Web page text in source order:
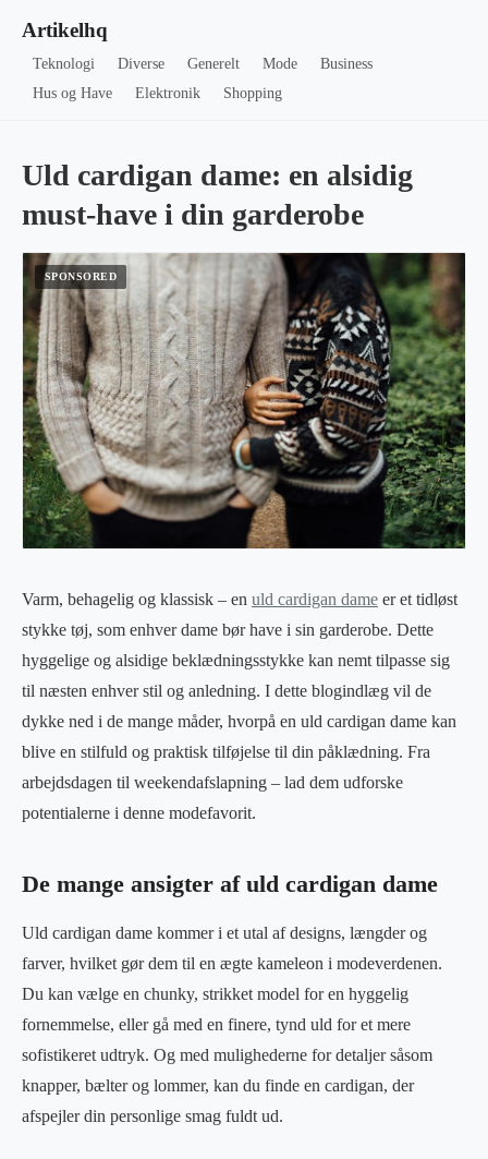
Artikelhq
Teknologi Diverse Generelt Mode
Business
Hus og Have
Elektronik Shopping
Uld cardigan dame: en alsidig
must-have i din garderobe
Varm, behagelig og klassisk – en uld cardigan dame er et tidløst
stykke tøj, som enhver dame bør have i sin garderobe. Dette
hyggelige og alsidige beklædningsstykke kan nemt tilpasse sig
til næsten enhver stil og anledning. I dette blogindlæg vil de
dykke ned i de mange måder, hvorpå en uld cardigan dame kan
blive en stilfuld og praktisk tilføjelse til din påklædning. Fra
arbejdsdagen til weekendafslapning – lad dem udforske
potentialerne i denne modefavorit.
De mange ansigter af uld cardigan dame
Uld cardigan dame kommer i et utal af designs, længder og
farver, hvilket gør dem til en ægte kameleon i modeverdenen.
Du kan vælge en chunky, strikket model for en hyggelig
fornemmelse, eller gå med en finere, tynd uld for et mere
sofistikeret udtryk. Og med mulighederne for detaljer såsom
knapper, bælter og lommer, kan du finde en cardigan, der
afspejler din personlige smag fuldt ud.